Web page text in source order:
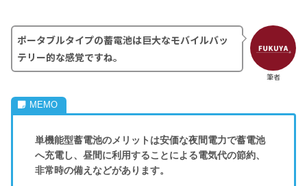
筆者
ポータブルタイプの蓄電池は巨大なモバイルバッ
テリー的な感覚ですね。
単機能型蓄電池のメリットは安価な夜間電力で蓄電池
へ充電し、昼間に利用することによる電気代の節約、
非常時の備えなどがあります。